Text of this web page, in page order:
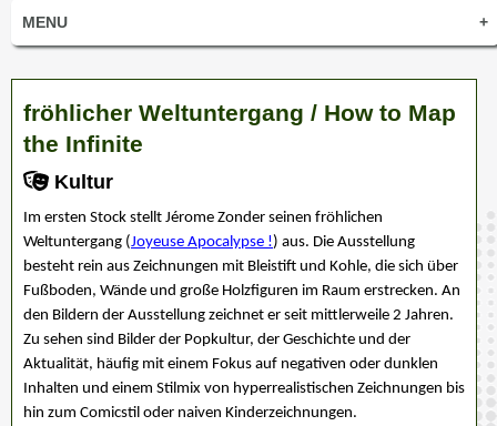
+
MENU
fröhlicher Weltuntergang / How to Map
the Infinite
Kultur
Im ersten Stock stellt Jérome Zonder seinen fröhlichen
Weltuntergang (Joyeuse Apocalypse !) aus. Die Ausstellung
besteht rein aus Zeichnungen mit Bleistift und Kohle, die sich über
Fußboden, Wände und große Holzfiguren im Raum erstrecken. An
den Bildern der Ausstellung zeichnet er seit mittlerweile 2 Jahren.
Zu sehen sind Bilder der Popkultur, der Geschichte und der
Aktualität, häufig mit einem Fokus auf negativen oder dunklen
Inhalten und einem Stilmix von hyperrealistischen Zeichnungen bis
hin zum Comicstil oder naiven Kinderzeichnungen.